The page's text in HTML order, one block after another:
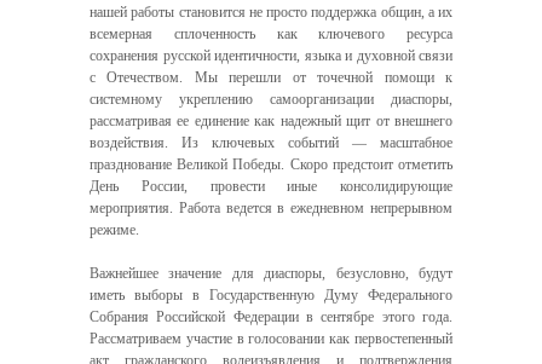
нашей работы становится не просто поддержка общин, а их
всемерная сплоченность как ключевого ресурса
сохранения русской идентичности, языка и духовной связи
с Отечеством. Мы перешли от точечной помощи к
системному укреплению самоорганизации диаспоры,
рассматривая ее единение как надежный щит от внешнего
воздействия. Из ключевых событий — масштабное
празднование Великой Победы. Скоро предстоит отметить
День России, провести иные консолидирующие
мероприятия. Работа ведется в ежедневном непрерывном
режиме.
Важнейшее значение для диаспоры, безусловно, будут
иметь выборы в Государственную Думу Федерального
Собрания Российской Федерации в сентябре этого года.
Рассматриваем участие в голосовании как первостепенный
акт гражданского волеизъявления и подтверждения